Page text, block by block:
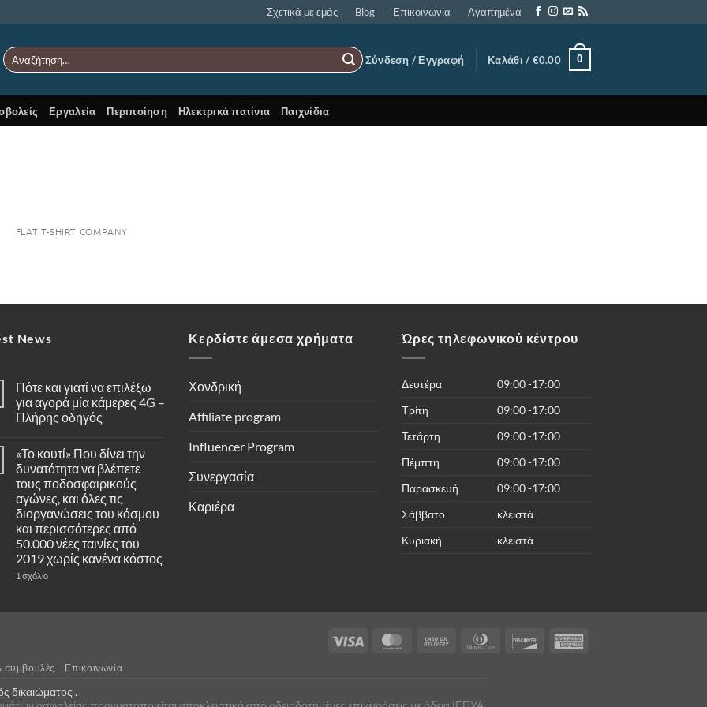
Σχετικά με εμάς Blog Επικοινωνία Αγαπημένα
Αναζήτηση
για:
Σύνδεση / Εγγραφή Καλάθι / €0.00 0
Εργαλεία Περιποίηση Ηλεκτρικά πατίνια Παιχνίδια
FLAT T-SHIRT COMPANY
News
Πότε και γιατί να επιλέξω
για αγορά μία κάμερες 4G –
Πλήρης οδηγός
σχόλια
στο
Πότε
και
γιατί
να
επιλέξω
για
αγορά
μία
κάμερες
4G
–
«Το κουτί» Που δίνει την
δυνατότητα να βλέπετε
τους ποδοσφαιρικούς
αγώνες, και όλες τις
διοργανώσεις του κόσμου
και περισσότερες από
50.000 νέες ταινίες του
2019 χωρίς κανένα κόστος
1 σχόλιοστο
δίνει
τους
και
Κερδίστε άμεσα χρήματα
Χονδρική
Affiliate program
Influencer Program
Συνεργασία
Καριέρα
Ώρες τηλεφωνικού κέντρου
Δευτέρα
09:00 -17:00
Τρίτη
09:00 -17:00
Τετάρτη
09:00 -17:00
Πέμπτη
09:00 -17:00
Παρασκευή
09:00 -17:00
Σάββατο
κλειστά
Κυριακή
κλειστά
Visa MasterCardCash
Dinners
Discover
συμβουλές Επικοινωνία
δικαιώματος .